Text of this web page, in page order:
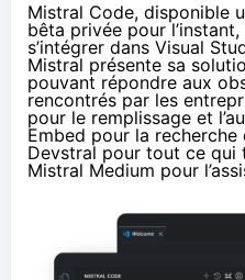
Mistral Code, disponible
bêta privée pour l’instant,
s’intégrer dans Visual
Mistral présente sa
pouvant répondre aux
rencontrés par les
pour le remplissage et
Embed pour la
Devstral pour tout ce qui
Mistral Medium pour